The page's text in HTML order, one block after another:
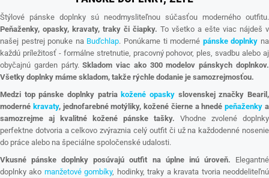
Štýlové pánske doplnky sú neodmysliteľnou súčasťou moderného outfitu.
Peňaženky, opasky, kravaty, traky či čiapky. To všetko a ešte viac nájdeš v
našej pestrej ponuke na Buďchlap. Ponúkame ti moderné pánske doplnky na
každú príležitosť - formálne stretnutie, pracovný pohovor, ples, svadbu alebo aj
obyčajnú garden párty. Skladom viac ako 300 modelov pánskych doplnkov.
Všetky doplnky máme skladom, takže rýchle dodanie je samozrejmosťou.
Medzi top pánske doplnky patria kožené opasky slovenskej značky Bearil,
moderné kravaty, jednofarebné motýliky, kožené čierne a hnedépeňaženkya
samozrejme aj kvalitné kožené pánske tašky. Vhodne zvolené doplnky
perfektne dotvoria a celkovo zvýraznia celý outfit či už na každodenné nosenie
do práce alebo na špeciálne spoločenské udalosti.
Vkusné pánske doplnky posúvajú outfit na úplne inú úroveň. Elegantné
doplnky ako manžetové gombíky, hodinky, traky a kravata tvoria neoddeliteľnú